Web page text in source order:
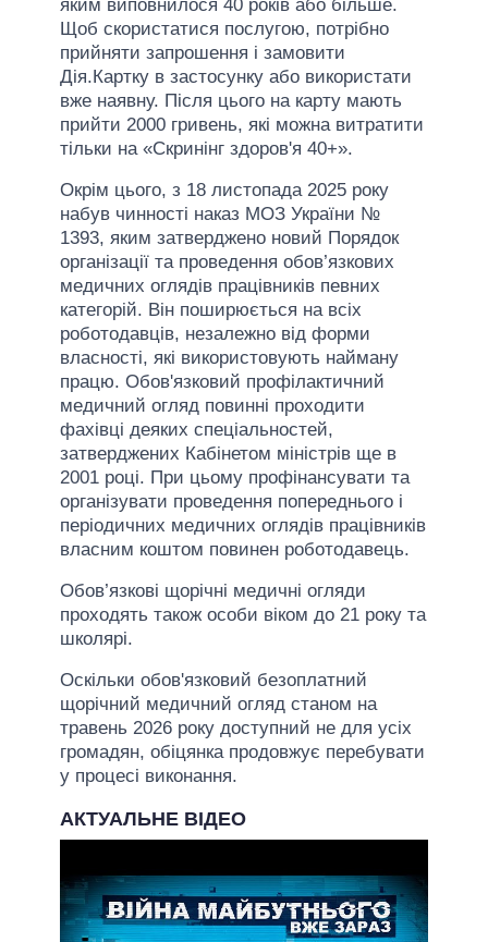
яким виповнилося 40 років або більше.
Щоб скористатися послугою, потрібно
прийняти запрошення і замовити
Дія.Картку в застосунку або використати
вже наявну. Після цього на карту мають
прийти 2000 гривень, які можна витратити
тільки на «Скринінг здоров'я 40+».
Окрім цього, з 18 листопада 2025 року
набув чинності наказ МОЗ України №
1393, яким затверджено новий Порядок
організації та проведення обов’язкових
медичних оглядів працівників певних
категорій. Він поширюється на всіх
роботодавців, незалежно від форми
власності, які використовують найману
працю. Обов'язковий профілактичний
медичний огляд повинні проходити
фахівці деяких спеціальностей,
затверджених Кабінетом міністрів ще в
2001 році. При цьому профінансувати та
організувати проведення попереднього і
періодичних медичних оглядів працівників
власним коштом повинен роботодавець.
Обов’язкові щорічні медичні огляди
проходять також особи віком до 21 року та
школярі.
Оскільки обов'язковий безоплатний
щорічний медичний огляд станом на
травень 2026 року доступний не для усіх
громадян, обіцянка продовжує перебувати
у процесі виконання.
АКТУАЛЬНЕ ВІДЕО